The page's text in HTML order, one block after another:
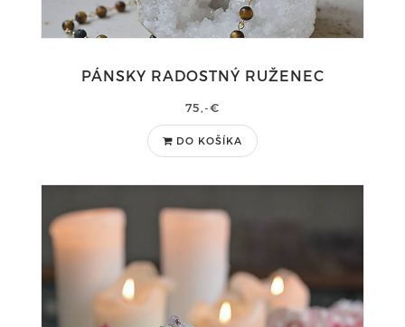
PÁNSKY RADOSTNÝ RUŽENEC
75,-€
DO KOŠÍKA